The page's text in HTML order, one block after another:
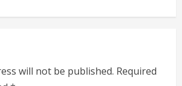
will not be published. Required